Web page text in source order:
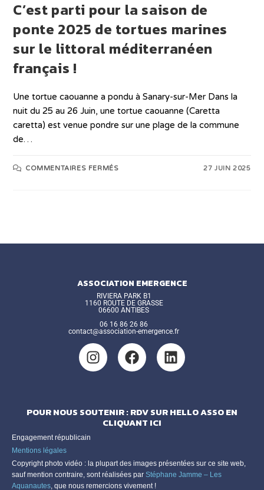
C’est parti pour la saison de
ponte 2025 de tortues marines
sur le littoral méditerranéen
français !
Une tortue caouanne a pondu à Sanary-sur-Mer Dans la
nuit du 25 au 26 Juin, une tortue caouanne (Caretta
caretta) est venue pondre sur une plage de la commune
de…
COMMENTAIRES FERMÉS 27 JUIN 2025
ASSOCIATION EMERGENCE
RIVIERA PARK B1
1160 ROUTE DE GRASSE
06600 ANTIBES
06 16 86 26 86
contact@association-emergence.fr
POUR NOUS SOUTENIR : RDV SUR HELLO ASSO EN
CLIQUANT ICI
Engagement républicain
Mentions légales
Copyright photo vidéo : la plupart des images présentées sur ce site web,
sauf mention contraire, sont réalisées par Stéphane Jamme – Les
Aquanautes, que nous remercions vivement !